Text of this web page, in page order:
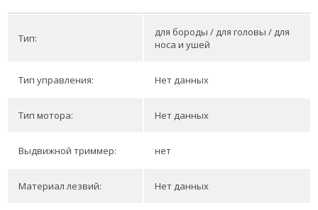
Тип:
для бороды / для головы / для
носа и ушей
Тип управления: Нет данных
Тип мотора: Нет данных
Выдвижной триммер: нет
Материал лезвий: Нет данных